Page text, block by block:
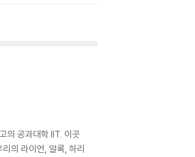
의 공과대학 IIT. 이곳
의 라이언, 알록, 하리